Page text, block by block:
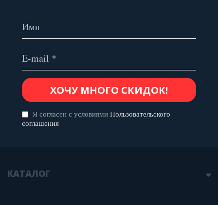
Я согласен с условиями Пользовательского
соглашения
КАТАЛОГ